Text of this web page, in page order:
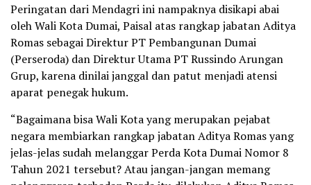
Peringatan dari Mendagri ini nampaknya disikapi abai
oleh Wali Kota Dumai, Paisal atas rangkap jabatan Aditya
Romas sebagai Direktur PT Pembangunan Dumai
(Perseroda) dan Direktur Utama PT Russindo Arungan
Grup, karena dinilai janggal dan patut menjadi atensi
aparat penegak hukum.
“Bagaimana bisa Wali Kota yang merupakan pejabat
negara membiarkan rangkap jabatan Aditya Romas yang
jelas-jelas sudah melanggar Perda Kota Dumai Nomor 8
Tahun 2021 tersebut? Atau jangan-jangan memang